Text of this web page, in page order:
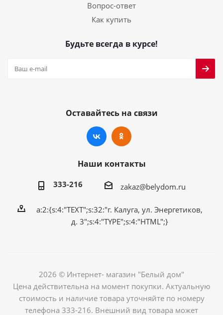
Вопрос-ответ
Как купить
Будьте всегда в курсе!
Оставайтесь на связи
Наши контакты
333-216 zakaz@belydom.ru
a:2:{s:4:"TEXT";s:32:"г. Калуга, ул. Энергетиков,
д. 3";s:4:"TYPE";s:4:"HTML";}
2026 © Интернет- магазин "Белый дом"
Цена действительна на момент покупки. Актуальную
стоимость и наличие товара уточняйте по номеру
телефона 333-216. Внешний вид товара может